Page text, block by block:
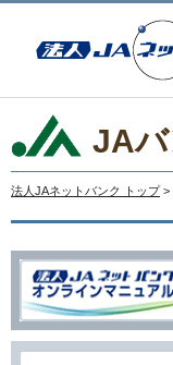
JA
法人JAネットバンク トップ >